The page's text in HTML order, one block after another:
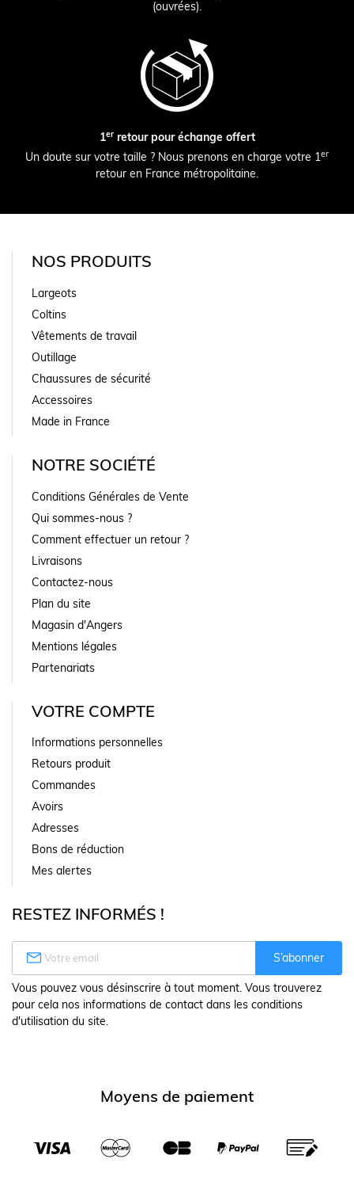
(ouvrées).
1erretour pour échange offert
Un doute sur votre taille ? Nous prenons en charge votre 1er
retour en France métropolitaine.
NOS PRODUITS
Largeots
Coltins
Vêtements de travail
Outillage
Chaussures de sécurité
Accessoires
Made in France
NOTRE SOCIÉTÉ
Conditions Générales de Vente
Qui sommes-nous ?
Comment effectuer un retour ?
Livraisons
Contactez-nous
Plan du site
Magasin d'Angers
Mentions légales
Partenariats
VOTRE COMPTE
Informations personnelles
Retours produit
Commandes
Avoirs
Adresses
Bons de réduction
Mes alertes
RESTEZ INFORMÉS !
 S’abonner
Vous pouvez vous désinscrire à tout moment. Vous trouverez
pour cela nos informations de contact dans les conditions
d'utilisation du site.
Moyens de paiement